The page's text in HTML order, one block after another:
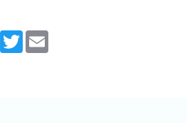
FacebookTwitter